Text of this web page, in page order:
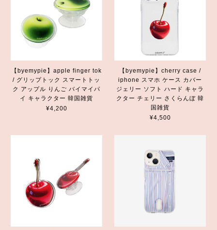
【byemypie】apple finger tok
/ グリップトック スマートトッ
ク アップル りんご バイマイパ
イ キャラクター 韓国雑貨
¥4,200
【byemypie】cherry case /
iphone スマホ ケース カバー
ジェリー ソフト ハード キャラ
クター チェリー さくらんぼ 韓
国雑貨
¥4,500